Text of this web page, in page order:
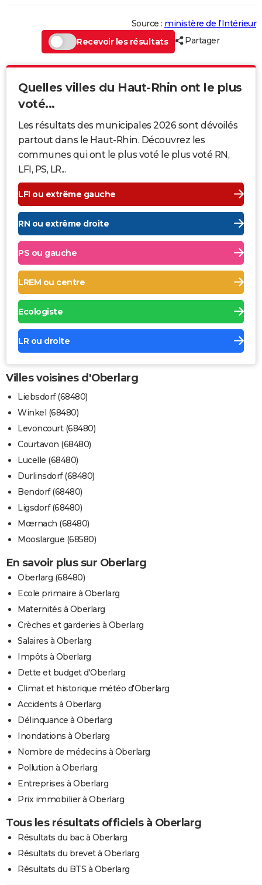
Source : ministère de l’Intérieur
Recevoir les résultats
Partager
Quelles villes du Haut-Rhin ont le plus
voté...
Les résultats des municipales 2026 sont dévoilés
partout dans le Haut-Rhin. Découvrez les
communes qui ont le plus voté le plus voté RN,
LFI, PS, LR...
LFI ou extrême gauche
RN ou extrême droite
PS ou gauche
LREM ou centre
Ecologiste
LR ou droite
Villes voisines d'Oberlarg
Liebsdorf (68480)
Winkel (68480)
Levoncourt (68480)
Courtavon (68480)
Lucelle (68480)
Durlinsdorf (68480)
Bendorf (68480)
Ligsdorf (68480)
Mœrnach (68480)
Mooslargue (68580)
En savoir plus sur Oberlarg
Oberlarg (68480)
Ecole primaire à Oberlarg
Maternités à Oberlarg
Crèches et garderies à Oberlarg
Salaires à Oberlarg
Impôts à Oberlarg
Dette et budget d'Oberlarg
Climat et historique météo d'Oberlarg
Accidents à Oberlarg
Délinquance à Oberlarg
Inondations à Oberlarg
Nombre de médecins à Oberlarg
Pollution à Oberlarg
Entreprises à Oberlarg
Prix immobilier à Oberlarg
Tous les résultats officiels à Oberlarg
Résultats du bac à Oberlarg
Résultats du brevet à Oberlarg
Résultats du BTS à Oberlarg